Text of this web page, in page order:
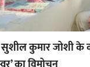
सुशील कुमार जोशी के